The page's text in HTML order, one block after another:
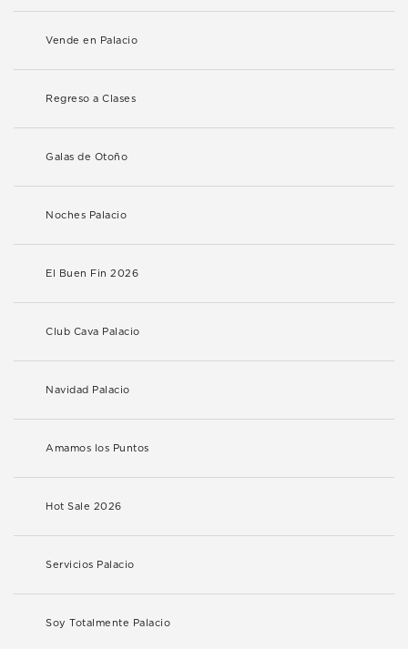
Vende en Palacio
Regreso a Clases
Galas de Otoño
Noches Palacio
El Buen Fin 2026
Club Cava Palacio
Navidad Palacio
Amamos los Puntos
Hot Sale 2026
Servicios Palacio
Soy Totalmente Palacio